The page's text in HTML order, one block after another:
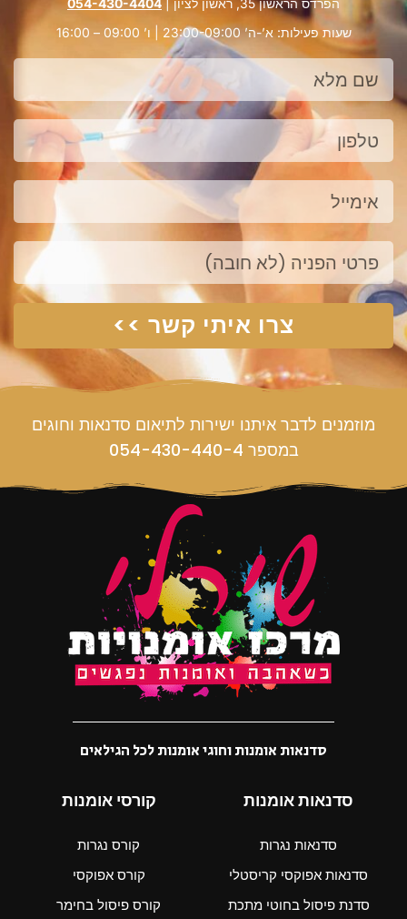
שעות פעילות: א’-ה’ 23:00-09:00 | ו’ 09:00 – 16:00
שם
מלא
טלפון
אימייל
פנייה
צרו איתי קשר >>
מוזמנים לדבר איתנו ישירות לתיאום סדנאות וחוגים
במספר 054-430-440-4
סדנאות אומנות וחוגי אומנות לכל הגילאים
סדנאות אומנות
סדנאות נגרות
סדנאות אפוקסי קריסטלי
סדנת פיסול בחוטי מתכת
קורסי אומנות
קורס נגרות
קורס אפוקסי
קורס פיסול בחימר